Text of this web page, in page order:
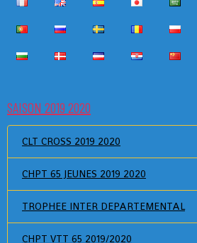
SAISON 2019 2020
CLT CROSS 2019 2020
CHPT 65 JEUNES 2019 2020
TROPHEE INTER DEPARTEMENTAL
CHPT VTT 65 2019/2020